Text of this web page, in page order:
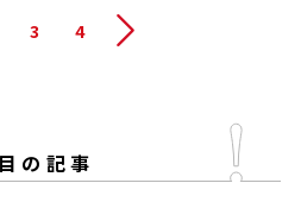
3 4 次へ
の記事